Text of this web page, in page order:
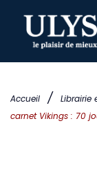
Accueil / Librairie
carnet Vikings : 70